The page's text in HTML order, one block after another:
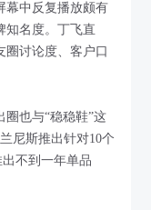
幕中反复播放颇有
知名度。丁飞直
圈讨论度、客户口
圈也与“稳稳鞋”这
尼斯推出针对10个
不到一年单品